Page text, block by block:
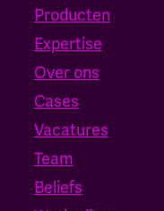
Producten
Expertise
Over ons
Cases
Vacatures
Team
Beliefs